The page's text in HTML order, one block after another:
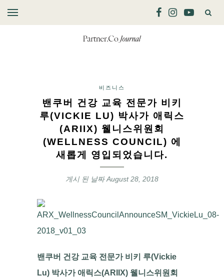
비즈니스
밴쿠버 건강 교육 전문가 비키
루(VICKIE LU) 박사가 애릭스
(ARIIX) 웰니스위원회
(WELLNESS COUNCIL) 에
새롭게 영입되었습니다.
게시 된 날짜August 28, 2018
밴쿠버 건강 교육 전문가 비키 루(Vickie
Lu) 박사가 애릭스(ARIIX) 웰니스위원회